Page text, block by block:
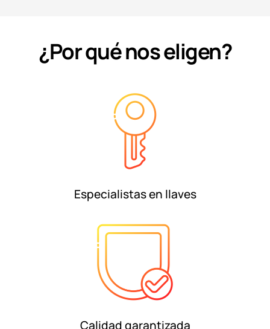
¿Por qué nos eligen?
Especialistas en llaves
Calidad garantizada